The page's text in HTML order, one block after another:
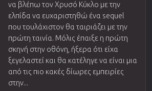
να βλέπω τον Χρυσό Κύκλο με την
ελπίδα να ευχαριστηθώ ένα sequel
που τουλάχιστον θα ταιριάζει με την
πρώτη ταινία. Μόλις έπαιξε η πρώτη
σκηνή στην οθόνη, ήξερα ότι είχα
ξεγελαστεί και θα κατέληγε να είναι μια
από τις πιο κακές δίωρες εμπειρίες
στην...